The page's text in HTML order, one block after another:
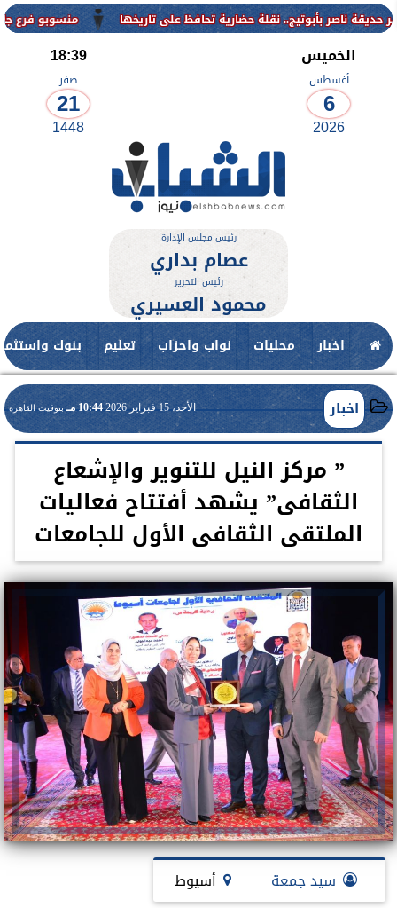
منسوبو فرع جامعة الأزهر للوجه
الخميس
أغسطس
6
2026
18:39
صفر
21
1448
رئيس مجلس الإدارة
عصام بداري
رئيس التحرير
محمود العسيري
اخبار محليات نواب واحزاب تعليم بنوك
اخبار الأحد، 15 فبراير 2026 10:44 مـ بتوقيت القاهرة
” مركز النيل للتنوير والإشعاع
الثقافى” يشهد أفتتاح فعاليات
الملتقى الثقافى الأول للجامعات
سيد جمعة أسيوط